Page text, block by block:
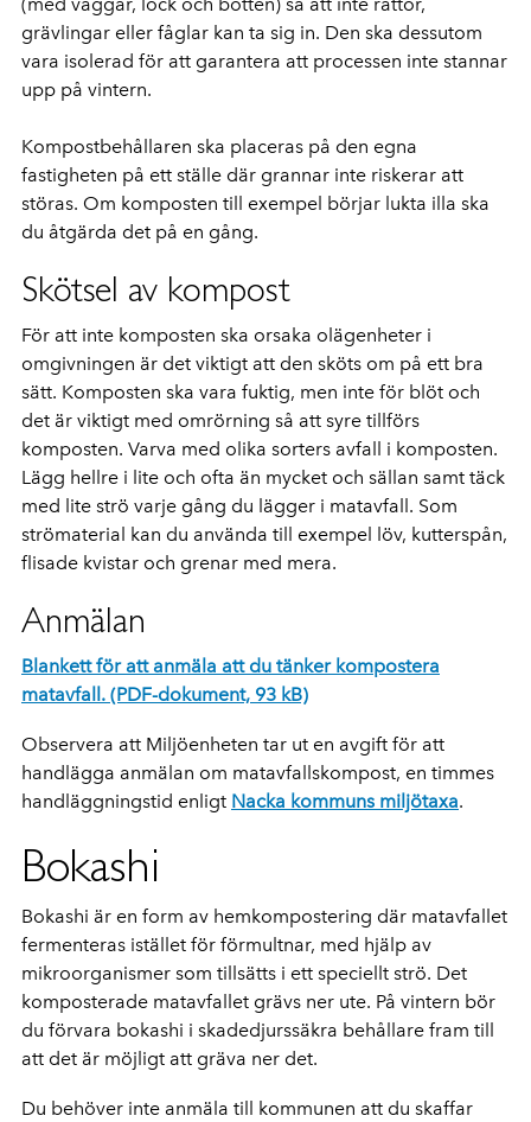
grävlingar eller fåglar kan ta sig in. Den ska dessutom
vara isolerad för att garantera att processen inte stannar
upp på vintern.
Kompostbehållaren ska placeras på den egna
fastigheten på ett ställe där grannar inte riskerar att
störas. Om komposten till exempel börjar lukta illa ska
du åtgärda det på en gång.
Skötsel av kompost
För att inte komposten ska orsaka olägenheter i
omgivningen är det viktigt att den sköts om på ett bra
sätt. Komposten ska vara fuktig, men inte för blöt och
det är viktigt med omrörning så att syre tillförs
komposten. Varva med olika sorters avfall i komposten.
Lägg hellre i lite och ofta än mycket och sällan samt täck
med lite strö varje gång du lägger i matavfall. Som
strömaterial kan du använda till exempel löv, kutterspån,
flisade kvistar och grenar med mera.
Anmälan
Blankett för att anmäla att du tänker kompostera
matavfall. (PDF-dokument, 93 kB)
Observera att Miljöenheten tar ut en avgift för att
handlägga anmälan om matavfallskompost, en timmes
handläggningstid enligt Nacka kommuns miljötaxa.
Bokashi
Bokashi är en form av hemkompostering där matavfallet
fermenteras istället för förmultnar, med hjälp av
mikroorganismer som tillsätts i ett speciellt strö. Det
komposterade matavfallet grävs ner ute. På vintern bör
du förvara bokashi i skadedjurssäkra behållare fram till
att det är möjligt att gräva ner det.
Du behöver inte anmäla till kommunen att du skaffar